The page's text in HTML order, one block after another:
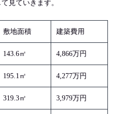
見ていきます。
敷地面積 建築費用
143.6㎡ 4,866万円
195.1㎡ 4,277万円
319.3㎡ 3,979万円